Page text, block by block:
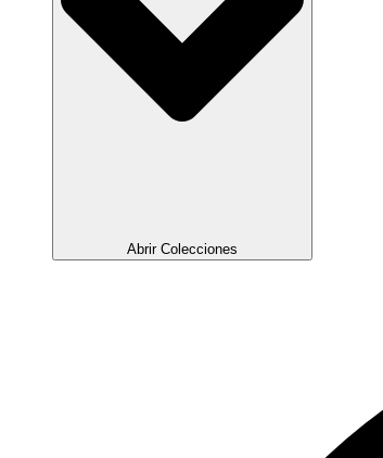
Abrir Colecciones